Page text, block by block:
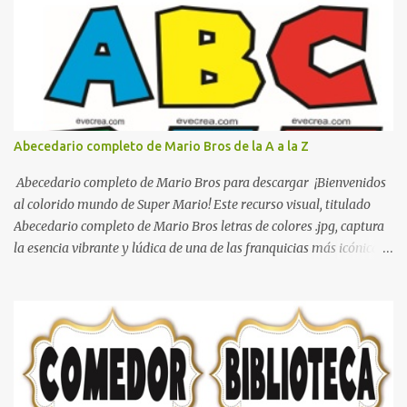
decorar el dormitorio con pósters Cama con diseño de ring de
boxeo Ideas para decoraciones de fiestas infantiles Cosas bonitas
que se pueden hacer con gomas de coche
Abecedario completo de Mario Bros de la A a la Z
Abecedario completo de Mario Bros para descargar ¡Bienvenidos
al colorido mundo de Super Mario! Este recurso visual, titulado
Abecedario completo de Mario Bros letras de colores .jpg, captura
la esencia vibrante y lúdica de una de las franquicias más icónicas
tipografía clásica y robusta que los fans han reconocido por
décadas. En esta primera sección, el abecedario nos presenta:
Identidad Visual: Un diseño de bloques con bordes negros gruesos
que resaltan sobre cualquier fondo. Paleta de Colores: Una
secuencia dinámica que alterna entre el rojo de Mario, el verde de